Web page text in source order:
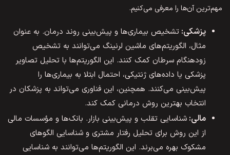
مهم‌ترین آن‌ها را معرفی می‌کنیم.
پزشکی: تشخیص بیماری‌ها و پیش‌بینی روند درمان. به عنوان
مثال، الگوریتم‌های ماشین لرنینگ می‌توانند به تشخیص
زودهنگام سرطان کمک کنند. این الگوریتم‌ها با تحلیل تصاویر
پزشکی یا داده‌های ژنتیکی، احتمال ابتلا به بیماری‌ها را
پیش‌بینی می‌کنند. همچنین، این فناوری می‌تواند به پزشکان در
انتخاب بهترین روش درمانی کمک کند.
مالی: شناسایی تقلب و پیش‌بینی بازار. بانک‌ها و مؤسسات مالی
از این روش برای تحلیل رفتار مشتری و شناسایی الگوهای
مشکوک بهره می‌برند. این الگوریتم‌ها می‌توانند به شناسایی